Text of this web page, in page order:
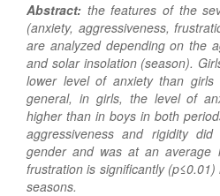
Abstract: the features of the
(anxiety, aggressiveness,
are analyzed depending on the
and solar insolation (season).
lower level of anxiety than
general, in girls, the level of
higher than in boys in both
aggressiveness and rigidity
gender and was at an
frustration is significantly
seasons.